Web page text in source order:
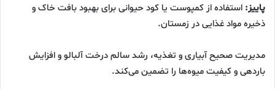
پاییز: استفاده از کمپوست یا کود حیوانی برای بهبود بافت خاک و
ذخیره مواد غذایی در زمستان.
مدیریت صحیح آبیاری و تغذیه، رشد سالم درخت آلبالو و افزایش
باردهی و کیفیت میوه‌ها را تضمین می‌کند.